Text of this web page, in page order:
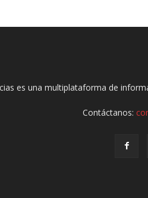
es una multiplataforma de
Contáctanos: